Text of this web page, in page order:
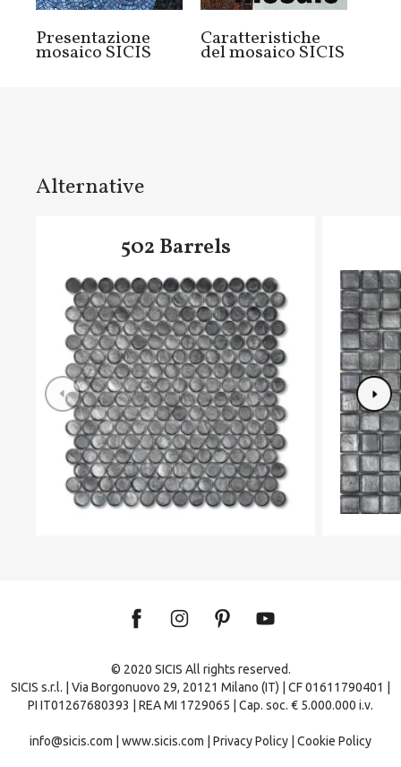
Presentazione
mosaico SICIS
Caratteristiche
del mosaico SICIS
Alternative
502 Barrels
© 2020 SICIS All rights reserved.
SICIS s.r.l. | Via Borgonuovo 29, 20121 Milano (IT) | CF 01611790401 |
PI IT01267680393 | REA MI 1729065 | Cap. soc. € 5.000.000 i.v.
info@sicis.com | www.sicis.com | Privacy Policy | Cookie Policy